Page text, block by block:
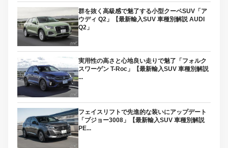
群を抜く高級感で魅了する小型クーペSUV「ア
ウディ Q2」【最新輸入SUV 車種別解説 AUDI
Q2」
実用性の高さと心地良い走りで魅了「フォルク
スワーゲン T-Roc」【最新輸入SUV 車種別解説
...
フェイスリフトで先進的な装いにアップデート
「プジョー3008」【最新輸入SUV 車種別解説
PE...